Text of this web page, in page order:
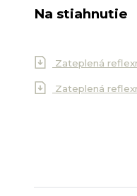
Na stiahnutie
Zateplená
Zateplená